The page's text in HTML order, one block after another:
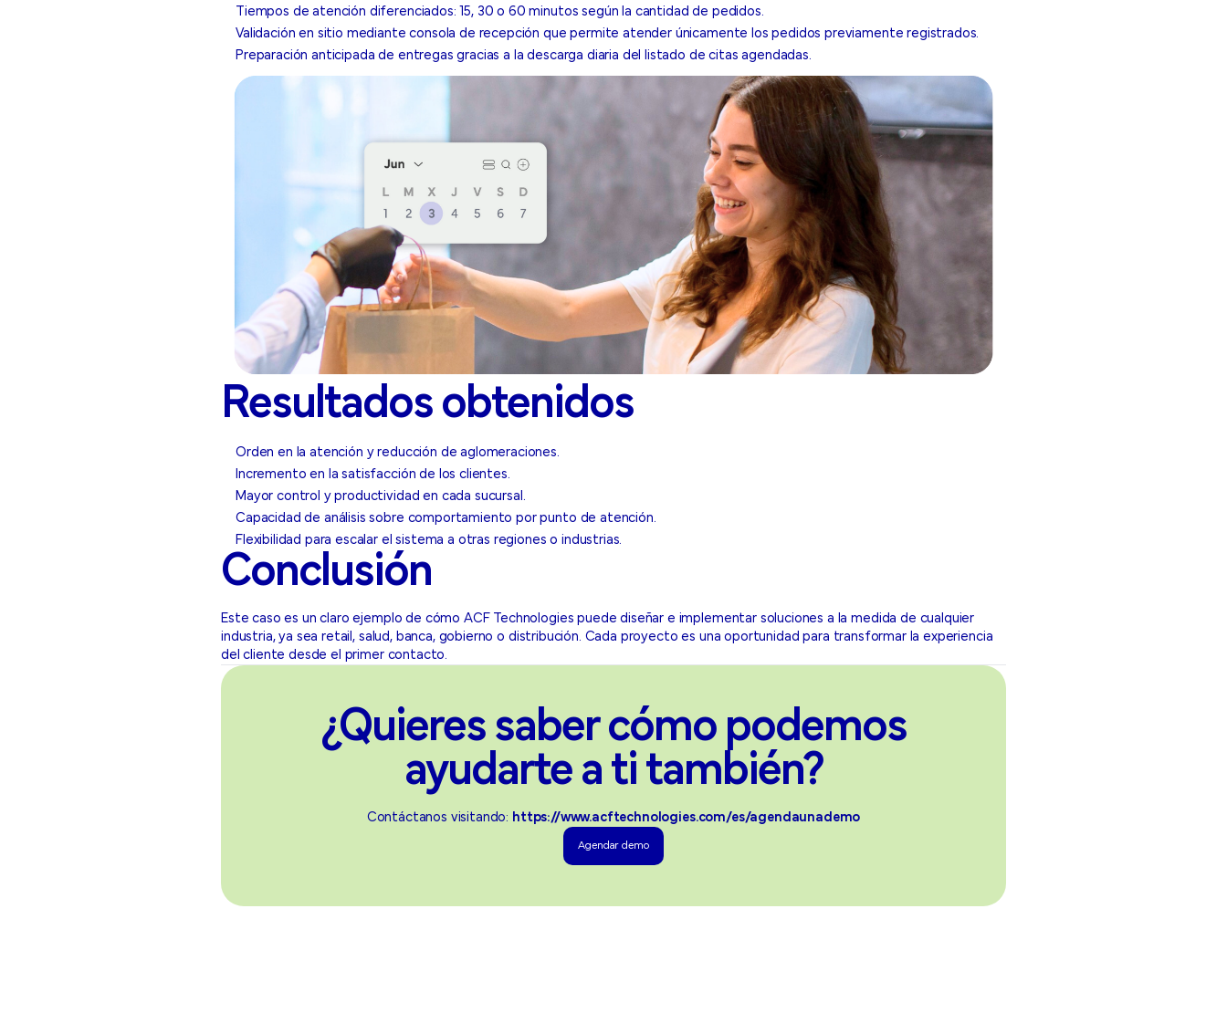
Tiempos de atención diferenciados: 15, 30 o 60 minutos según la cantidad de pedidos.
Validación en sitio mediante consola de recepción que permite atender únicamente los pedidos previamente registrados.
Preparación anticipada de entregas gracias a la descarga diaria del listado de citas agendadas.
Resultados obtenidos
Orden en la atención y reducción de aglomeraciones.
Incremento en la satisfacción de los clientes.
Mayor control y productividad en cada sucursal.
Capacidad de análisis sobre comportamiento por punto de atención.
Flexibilidad para escalar el sistema a otras regiones o industrias.
Conclusión
Este caso es un claro ejemplo de cómo ACF Technologies puede diseñar e implementar soluciones a la medida de cualquier
industria, ya sea retail, salud, banca, gobierno o distribución. Cada proyecto es una oportunidad para transformar la experiencia
del cliente desde el primer contacto.
¿Quieres saber cómo podemos
ayudarte a ti también?
Contáctanos visitando: https://www.acftechnologies.com/es/agendaunademo
Agendar demo